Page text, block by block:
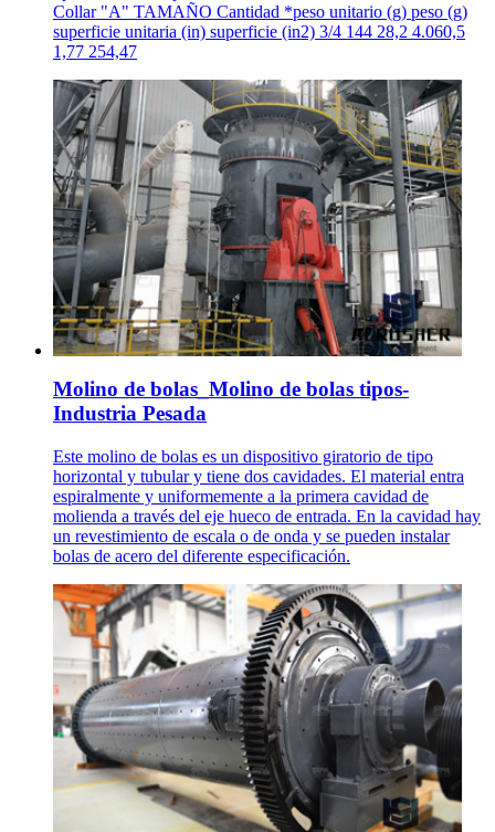
Collar "A" TAMAÑO Cantidad *peso unitario (g) peso (g)
superficie unitaria (in) superficie (in2) 3/4 144 28,2 4.060,5
1,77 254,47
Molino de bolas_Molino de bolas tipos-
Industria Pesada
Este molino de bolas es un dispositivo giratorio de tipo
horizontal y tubular y tiene dos cavidades. El material entra
espiralmente y uniformemente a la primera cavidad de
molienda a través del eje hueco de entrada. En la cavidad hay
un revestimiento de escala o de onda y se pueden instalar
bolas de acero del diferente especificación.